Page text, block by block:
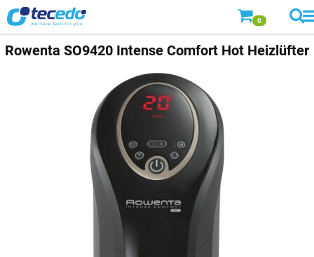
0
Rowenta SO9420 Intense Comfort Hot Heizlüfter